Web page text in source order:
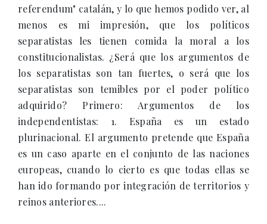
referendum" catalán, y lo que hemos podido ver, al
menos es mi impresión, que los políticos
separatistas les tienen comida la moral a los
constitucionalistas. ¿Será que los argumentos de
los separatistas son tan fuertes, o será que los
separatistas son temibles por el poder político
adquirido? Primero: Argumentos de los
independentistas: 1. España es un estado
plurinacional. El argumento pretende que España
es un caso aparte en el conjunto de las naciones
europeas, cuando lo cierto es que todas ellas se
han ido formando por integración de territorios y
reinos anteriores....